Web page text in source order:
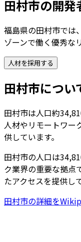
田村市の開発
福島県の田村市では
ゾーンで働く優秀な
人材を採用する
田村市につい
田村市は人口約
人材やリモートワー
供しています。
田村市の人口は
ク業界の重要な拠点
たアクセスを提供し
田村市の詳細を